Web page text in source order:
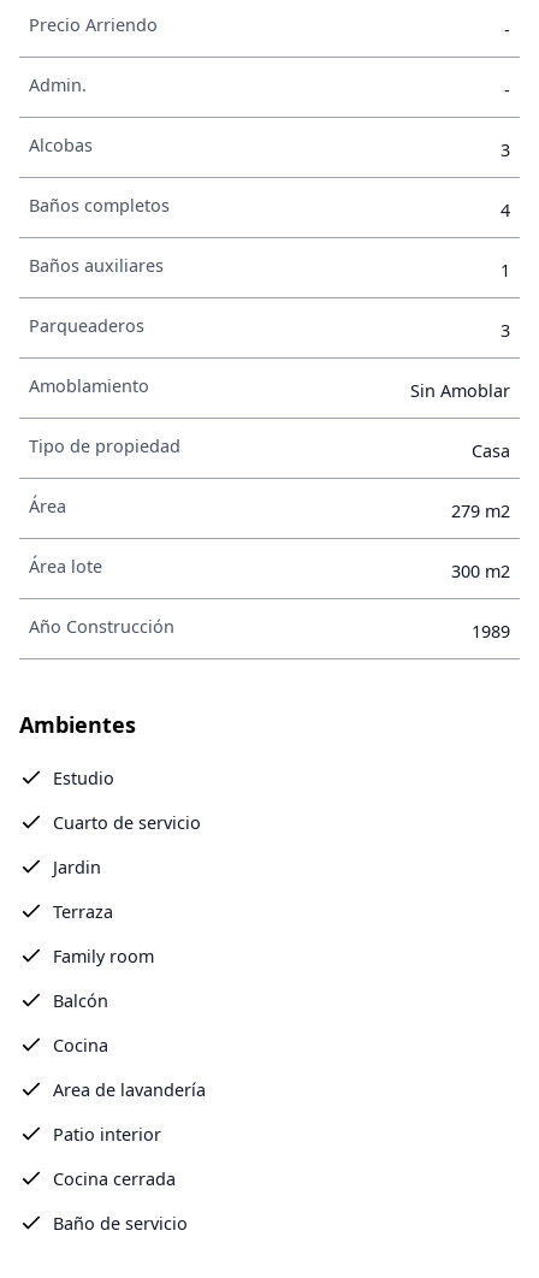
Precio Arriendo -
Admin. -
Alcobas 3
Baños completos 4
Baños auxiliares 1
Parqueaderos 3
Amoblamiento Sin Amoblar
Tipo de propiedad Casa
Área 279 m2
Área lote 300 m2
Año Construcción 1989
Ambientes
Estudio
Cuarto de servicio
Jardin
Terraza
Family room
Balcón
Cocina
Area de lavandería
Patio interior
Cocina cerrada
Baño de servicio